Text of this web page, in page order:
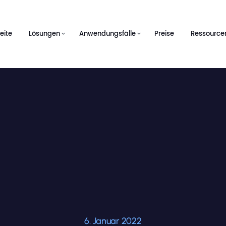
Lösungen Anwendungsfälle Preise
6. Januar 2022